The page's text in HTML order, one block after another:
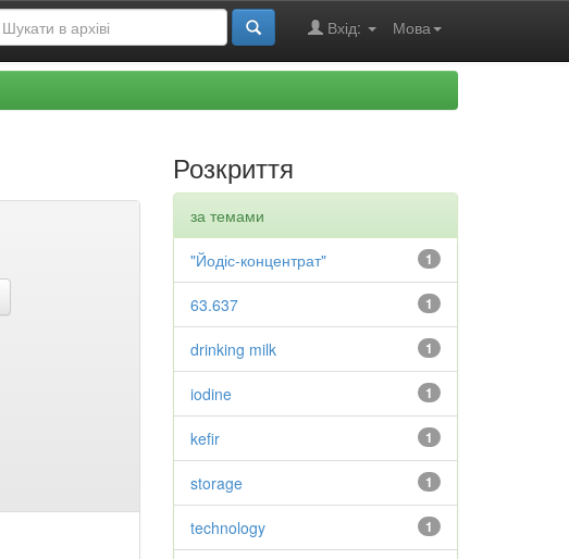
Мова
Вхід:
Розкриття
за темами
1
"Йодіс-концентрат"
1
63.637
1
drinking milk
1
iodine
1
kefir
1
storage
1
technology